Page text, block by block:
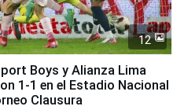
12
Boys y Alianza Lima
1-1 en el Estadio Nacional
Clausura